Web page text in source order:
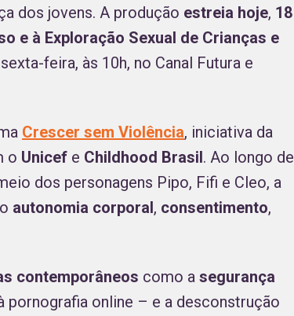
dos jovens. A produção estreia hoje, 18
e à Exploração Sexual de Crianças e
feira, às 10h, no Canal Futura e
Crescer sem Violência, iniciativa da
o Unicef e Childhood Brasil. Ao longo de
dos personagens Pipo, Fifi e Cleo, a
autonomia corporal, consentimento,
contemporâneos como a segurança
online – e a desconstrução